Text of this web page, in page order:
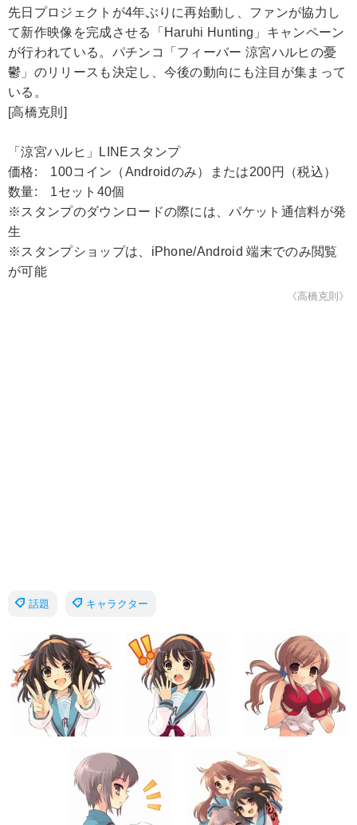
先日プロジェクトが4年ぶりに再始動し、ファンが協力し
て新作映像を完成させる「Haruhi Hunting」キャンペーン
が行われている。パチンコ「フィーバー 涼宮ハルヒの憂
鬱」のリリースも決定し、今後の動向にも注目が集まって
いる。
[高橋克則]
「涼宮ハルヒ」LINEスタンプ
価格: 100コイン（Androidのみ）または200円（税込）
数量: 1セット40個
※スタンプのダウンロードの際には、パケット通信料が発
生
※スタンプショップは、iPhone/Android 端末でのみ閲覧
が可能
《高橋克則》
話題 キャラクター